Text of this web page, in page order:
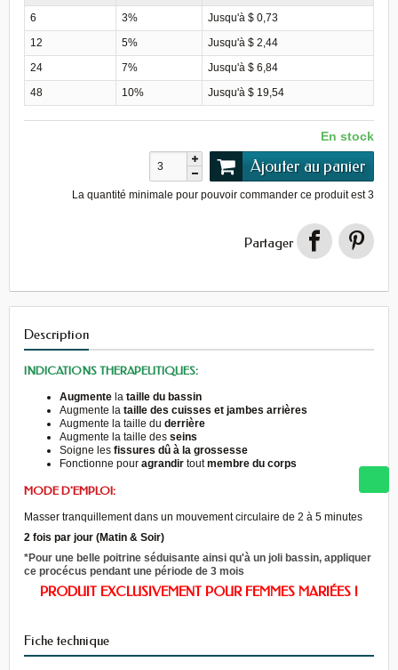
6
3%
Jusqu'à $ 0,73
12
5%
Jusqu'à $ 2,44
24
7%
Jusqu'à $ 6,84
48
10% Jusqu'à $ 19,54
En stock
Ajouter au panier
La quantité minimale pour pouvoir commander ce produit est3
Partager
Description
INDICATIONS THERAPEUTIQUES:
Augmente la taille du bassin
Augmente la taille des cuisses et jambes arrières
Augmente la taille du derrière
Augmente la taille des seins
Soigne les fissures dû à la grossesse
Fonctionne pour agrandir toutmembre du corps
MODE D'EMPLOI:
Masser tranquillement dans un mouvement circulaire de 2 à 5 minutes
2 fois par jour (Matin & Soir)
*Pour une belle poitrine séduisante ainsi qu'à un joli bassin, appliquer
ce procécus pendant une période de 3 mois
PRODUIT EXCLUSIVEMENT POUR FEMMES MARIÉES !
Fiche technique